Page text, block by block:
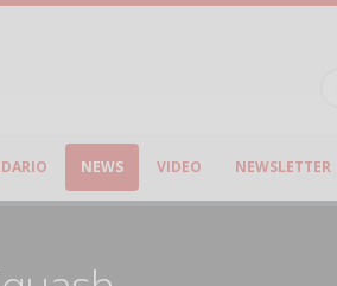
NEWS VIDEO NEWSLETTER